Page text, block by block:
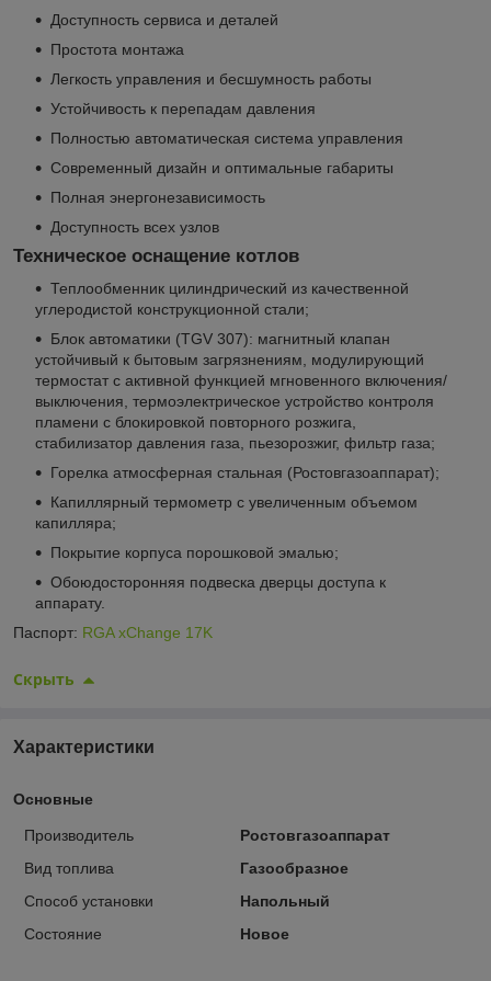
Доступность сервиса и деталей
Простота монтажа
Легкость управления и бесшумность работы
Устойчивость к перепадам давления
Полностью автоматическая система управления
Современный дизайн и оптимальные габариты
Полная энергонезависимость
Доступность всех узлов
Техническое оснащение котлов
Теплообменник цилиндрический из качественной
углеродистой конструкционной стали;
Блок автоматики (TGV 307): магнитный клапан
устойчивый к бытовым загрязнениям, модулирующий
термостат с активной функцией мгновенного включения/
выключения, термоэлектрическое устройство контроля
пламени с блокировкой повторного розжига,
стабилизатор давления газа, пьезорозжиг, фильтр газа;
Горелка атмосферная стальная (Ростовгазоаппарат);
Капиллярный термометр с увеличенным объемом
капилляра;
Покрытие корпуса порошковой эмалью;
Обоюдосторонняя подвеска дверцы доступа к
аппарату.
Паспорт: RGA xChange 17K
Скрыть
Характеристики
Основные
Производитель
Ростовгазоаппарат
Вид топлива
Газообразное
Способ установки
Напольный
Состояние
Новое